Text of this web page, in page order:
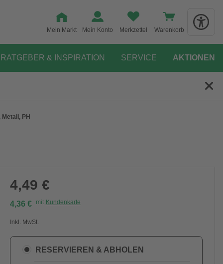
Mein Markt Mein Konto Merkzettel Warenkorb
RATGEBER & INSPIRATION SERVICE AKTIONEN
PH
4,49 €
4,36 € mit Kundenkarte
Inkl. MwSt.
RESERVIEREN & ABHOLEN